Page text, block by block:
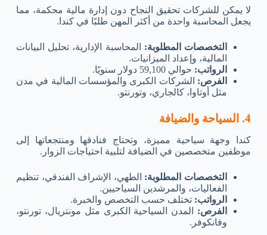
لا يمكن للشركات تحقيق النجاح دون إدارة مالية محكمة، مما
يجعل المحاسبة واحدة من أكثر المهن طلبًا في كندا.
التخصصات المطلوبة: المحاسبة الإدارية، تحليل البيانات
المالية، وإعداد الميزانيات.
الرواتب: حوالي 59,100 دولار سنويًا.
الفرص: الشركات الكبرى والمؤسسات المالية في مدن
مثل أوتاوا، كالجاري، وتورنتو.
4. السياحة والضيافة
كندا وجهة سياحية مميزة، وتحتاج فنادقها ومنتجعاتها إلى
موظفين متخصصين في الضيافة لتلبية احتياجات الزوار.
التخصصات المطلوبة: الطهي، الإشراف الفندقي، تنظيم
الفعاليات، والمرشدين السياحيين.
الرواتب: تختلف حسب التخصص والخبرة.
الفرص: المدن السياحية الكبرى مثل مونتريال، تورنتو،
وفانكوفر.